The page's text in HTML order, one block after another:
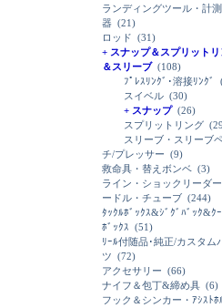
ランディングツール・計測
器 (21)
ロッド (31)
+ スナップ＆スプリット
＆スリーブ(108)
ﾌﾟﾚｽﾘﾝｸﾞ･溶接ﾘﾝｸﾞ
スイベル (30)
+ スナップ(26)
スプリットリング
スリーブ・スリーブ
チ/プレッサー (9)
救命具・替えボンベ (3)
ライン・ショックリーダ
ードル・チューブ (244)
ﾀｯｸﾙﾎﾞｯｸｽ&ｼﾞｸﾞﾊﾞｯｸ&ｸ
ﾎﾞｯｸｽ (51)
ﾘｰﾙ付随品･純正/カスタム
ツ (72)
アクセサリー (66)
ナイフ＆包丁&締め具 (6)
フック＆シンカー・ｱｼｽﾄﾎ